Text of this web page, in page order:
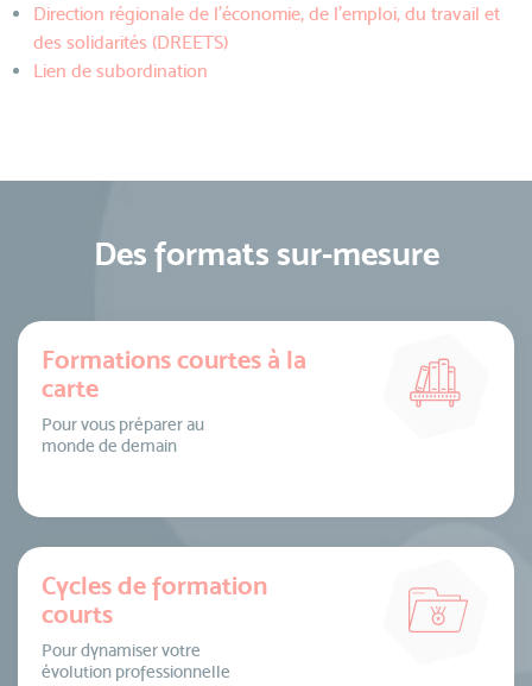
Direction régionale de l'économie, de l'emploi, du travail et
des solidarités (DREETS)
Lien de subordination
Des formats sur-mesure
Formations courtes à la
carte
Pour vous préparer au
monde de demain
Cycles de formation
courts
Pour dynamiser votre
évolution professionnelle